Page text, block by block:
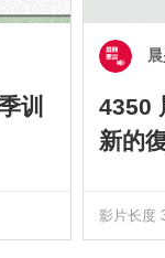
训
4350
新的
影片长度